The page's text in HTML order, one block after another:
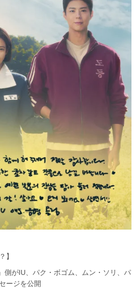
】
がIU、パク・ボゴム、ムン・ソリ、パ
ージを公開